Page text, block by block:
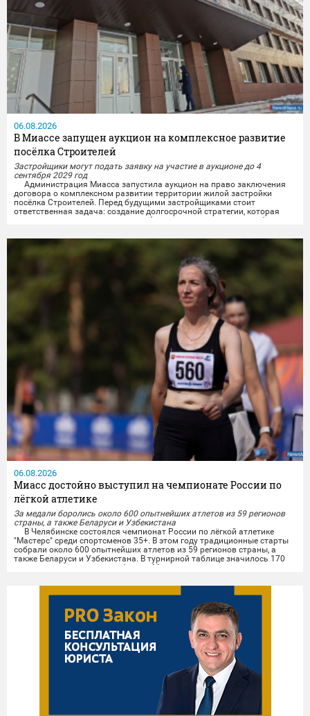
06.08.2026
В Миассе запущен аукцион на комплексное развитие
посёлка Строителей
Застройщики могут подать заявку на участие в аукционе до 4
сентября 2029 год
Администрация Миасса запустила аукцион на право заключения
договора о комплексном развитии территории жилой застройки
посёлка Строителей.️ Перед будущими застройщиками стоит
ответственная задача: создание долгосрочной стратегии, которая
свяжет разные важные элементы (жильё, транспорт, досуг, рабочие
улучшили повседневную жизнь...
06.08.2026
Миасс достойно выступил на чемпионате России по
лёгкой атлетике
За медали боролись около 600 опытнейших атлетов из 59 регионов
страны, а также Беларуси и Узбекистана
В Челябинске состоялся чемпионат России по лёгкой атлетике
"Мастерс" среди спортсменов 35+. В этом году традиционные старты
собрали около 600 опытнейших атлетов из 59 регионов страны, а
также Беларуси и Узбекистана. В турнирной таблице значилось 170
городов, среди которых и сборная Миасса.
личных дистанциях и в командной эстафете....